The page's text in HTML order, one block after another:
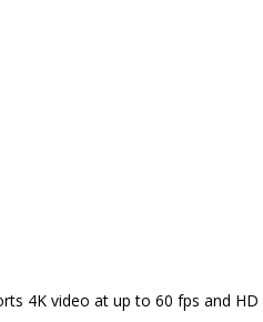
4K video at up to 60 fps and